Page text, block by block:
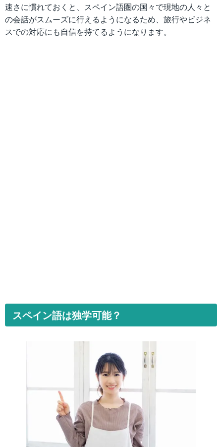
速さに慣れておくと、スペイン語圏の国々で現地の人々と
の会話がスムーズに行えるようになるため、旅行やビジネ
スでの対応にも自信を持てるようになります。
スペイン語は独学可能？